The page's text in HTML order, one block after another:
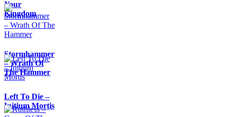
Your
Kingdom
Stormhammer
– Wrath Of
The Hammer
Left To Die –
Initium Mortis